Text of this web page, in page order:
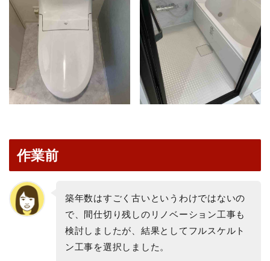
作業前
築年数はすごく古いというわけではないの
で、間仕切り残しのリノベーション工事も
検討しましたが、結果としてフルスケルト
ン工事を選択しました。